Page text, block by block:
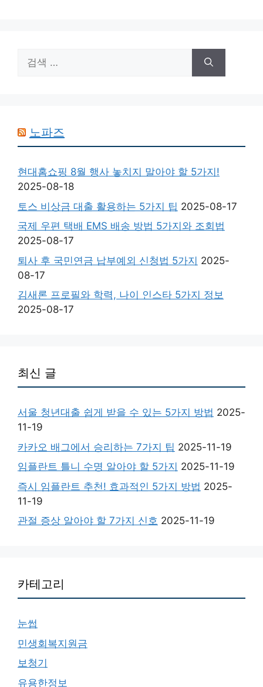
색:
노파즈
현대홈쇼핑 8월 행사 놓치지 말아야 할 5가지!
2025-08-18
토스 비상금 대출 활용하는 5가지 팁 2025-08-17
국제 우편 택배 EMS 배송 방법 5가지와 조회법
2025-08-17
퇴사 후 국민연금 납부예외 신청법 5가지 2025-
08-17
김새론 프로필와 학력, 나이 인스타 5가지 정보
2025-08-17
최신 글
서울 청년대출 쉽게 받을 수 있는 5가지 방법 2025-
11-19
카카오 배그에서 승리하는 7가지 팁 2025-11-19
임플란트 틀니 수명 알아야 할 5가지 2025-11-19
즉시 임플란트 추천! 효과적인 5가지 방법 2025-
11-19
관절 증상 알아야 할 7가지 신호 2025-11-19
카테고리
눈썹
민생회복지원금
보청기
유용한정보